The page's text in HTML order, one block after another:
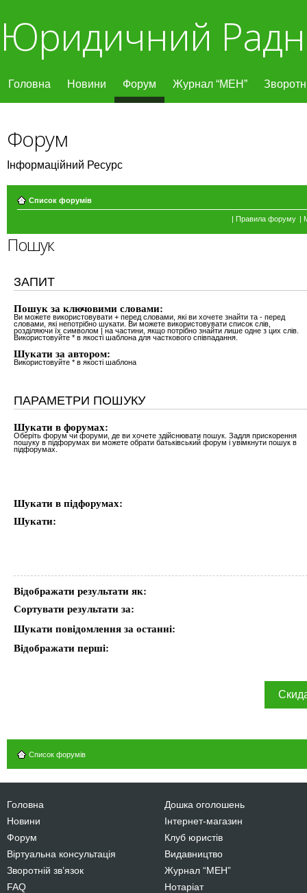
Юридичний
Головна Новини Форум Журнал “МЕН”
Форум
Інформаційний Ресурс
Список форумів
| Правила форуму |
Пошук
ЗАПИТ
Пошук за ключовими словами:
Ви можете використовувати + перед словами, які ви хочете знайти та - перед
словами, які непотрібно шукати. Ви можете використовувати список слів,
розділяючи їх символом | на частини, якщо потрібно знайти лише одне з цих слів.
Використовуйте * в якості шаблона для часткового співпадання.
Шукати за автором:
Використовуйте * в якості шаблона
ПАРАМЕТРИ ПОШУКУ
Шукати в форумах:
Оберіть форум чи форуми, де ви хочете здійснювати пошук. Задля прискорення
пошуку в підфорумах ви можете обрати батьківський форум і увімкнути пошук в
підфорумах.
Шукати в підфорумах:
Шукати:
Відображати результати як:
Сортувати результати за:
Шукати повідомлення за останні:
Відображати перші:
Список форумів
Головна
Новини
Форум
Віртуальна консультація
Зворотній зв’язок
FAQ
Дошка оголошень
Інтернет-магазин
Клуб юристів
Видавництво
Журнал “МЕН”
Нотаріат